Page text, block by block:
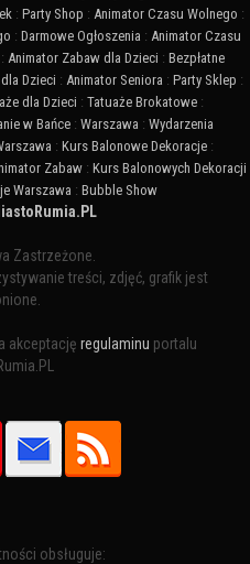
: Party Shop : Animator Czasu Wolnego :
: Darmowe Ogłoszenia : Animator Czasu
: Animator Zabaw dla Dzieci : Bezpłatne
Dzieci : Animator Seniora : Party Sklep :
dla Dzieci : Tatuaże Brokatowe :
w Bańce : Warszawa : Wydarzenia
: Kurs Balonowe Dekoracje :
Zabaw : Kurs Balonowych Dekoracji
Warszawa : Bubble Show
Zastrzeżone.
treści, zdjęć, grafik jest
akceptację regulaminu portalu
obsługuje: